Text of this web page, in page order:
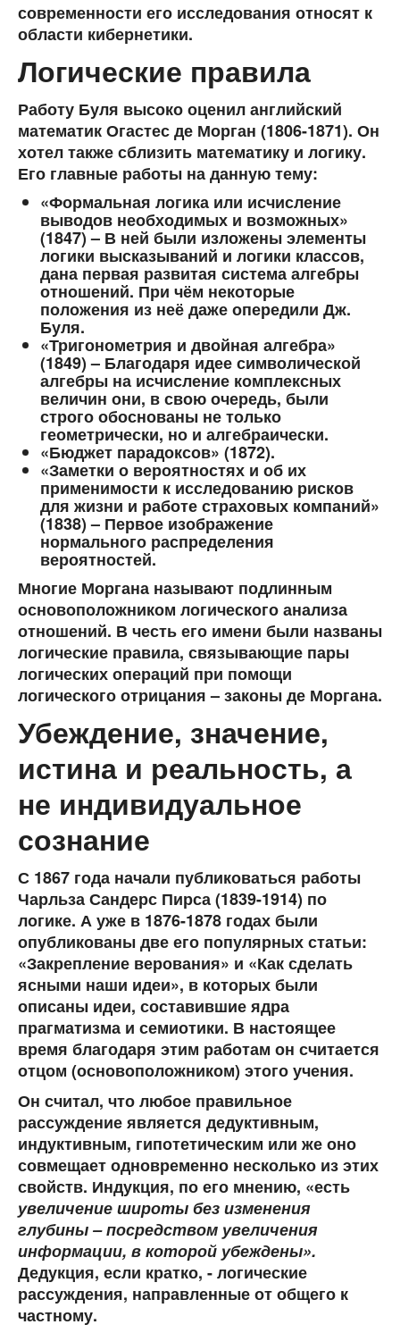
современности его исследования относят к
области кибернетики.
Логические правила
Работу Буля высоко оценил английский
математик Огастес де Морган (1806-1871). Он
хотел также сблизить математику и логику.
Его главные работы на данную тему:
«Формальная логика или исчисление
выводов необходимых и возможных»
(1847) – В ней были изложены элементы
логики высказываний и логики классов,
дана первая развитая система алгебры
отношений. При чём некоторые
положения из неё даже опередили Дж.
Буля.
«Тригонометрия и двойная алгебра»
(1849) – Благодаря идее символической
алгебры на исчисление комплексных
величин они, в свою очередь, были
строго обоснованы не только
геометрически, но и алгебраически.
«Бюджет парадоксов» (1872).
«Заметки о вероятностях и об их
применимости к исследованию рисков
для жизни и работе страховых компаний»
(1838) – Первое изображение
нормального распределения
вероятностей.
Многие Моргана называют подлинным
основоположником логического анализа
отношений. В честь его имени были названы
логические правила, связывающие пары
логических операций при помощи
логического отрицания – законы де Моргана.
Убеждение, значение,
истина и реальность, а
не индивидуальное
сознание
С 1867 года начали публиковаться работы
Чарльза Сандерс Пирса (1839-1914) по
логике. А уже в 1876-1878 годах были
опубликованы две его популярных статьи:
«Закрепление верования» и «Как сделать
ясными наши идеи», в которых были
описаны идеи, составившие ядра
прагматизма и семиотики. В настоящее
время благодаря этим работам он считается
отцом (основоположником) этого учения.
Он считал, что любое правильное
рассуждение является дедуктивным,
индуктивным, гипотетическим или же оно
совмещает одновременно несколько из этих
свойств. Индукция, по его мнению, «есть
увеличение широты без изменения
глубины – посредством увеличения
информации, в которой убеждены».
Дедукция, если кратко, - логические
рассуждения, направленные от общего к
частному.